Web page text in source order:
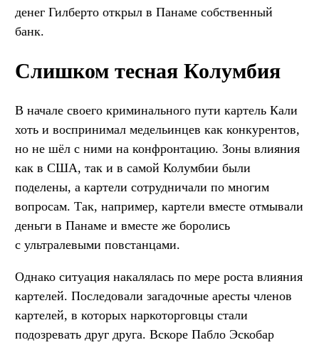
денег Гилберто открыл в Панаме собственный
банк.
Слишком тесная Колумбия
В начале своего криминального пути картель Кали
хоть и воспринимал медельинцев как конкурентов,
но не шёл с ними на конфронтацию. Зоны влияния
как в США, так и в самой Колумбии были
поделены, а картели сотрудничали по многим
вопросам. Так, например, картели вместе отмывали
деньги в Панаме и вместе же боролись
с ультралевыми повстанцами.
Однако ситуация накалялась по мере роста влияния
картелей. Последовали загадочные аресты членов
картелей, в которых наркоторговцы стали
подозревать друг друга. Вскоре Пабло Эскобар